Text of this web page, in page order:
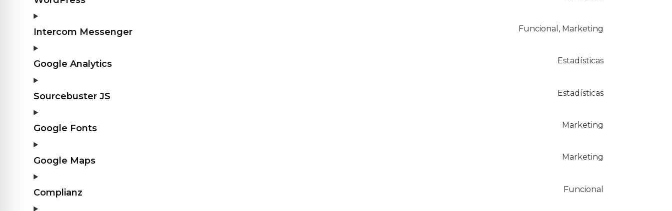
Intercom Messenger Funcional, Marketing
Google Analytics Estadísticas
Sourcebuster JS Estadísticas
Google Fonts Marketing
Google Maps Marketing
Complianz Funcional